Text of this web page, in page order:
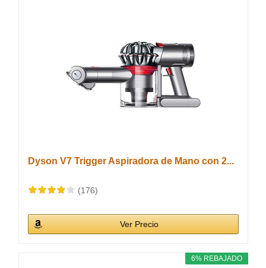
Dyson V7 Trigger Aspiradora de Mano con 2...
(176)
Ver Precio
6% REBAJADO